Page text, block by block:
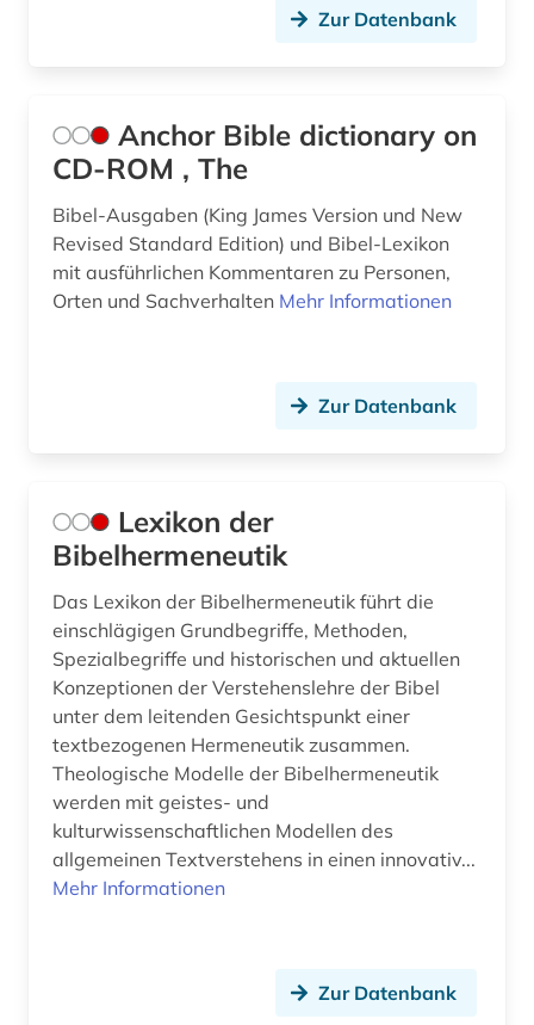
Zur Datenbank
Anchor Bible dictionary on
CD-ROM , The
Bibel-Ausgaben (King James Version und New
Revised Standard Edition) und Bibel-Lexikon
mit ausführlichen Kommentaren zu Personen,
Orten und Sachverhalten Mehr Informationen
Zur Datenbank
Lexikon der
Bibelhermeneutik
Das Lexikon der Bibelhermeneutik führt die
einschlägigen Grundbegriffe, Methoden,
Spezialbegriffe und historischen und aktuellen
Konzeptionen der Verstehenslehre der Bibel
unter dem leitenden Gesichtspunkt einer
textbezogenen Hermeneutik zusammen.
Theologische Modelle der Bibelhermeneutik
werden mit geistes- und
kulturwissenschaftlichen Modellen des
allgemeinen Textverstehens in einen innovativ...
Mehr Informationen
Zur Datenbank